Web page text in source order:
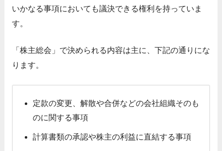
いかなる事項においても議決できる権利を持っていま
す。
「株主総会」で決められる内容は主に、下記の通りにな
ります。
定款の変更、解散や合併などの会社組織そのも
のに関する事項
計算書類の承認や株主の利益に直結する事項